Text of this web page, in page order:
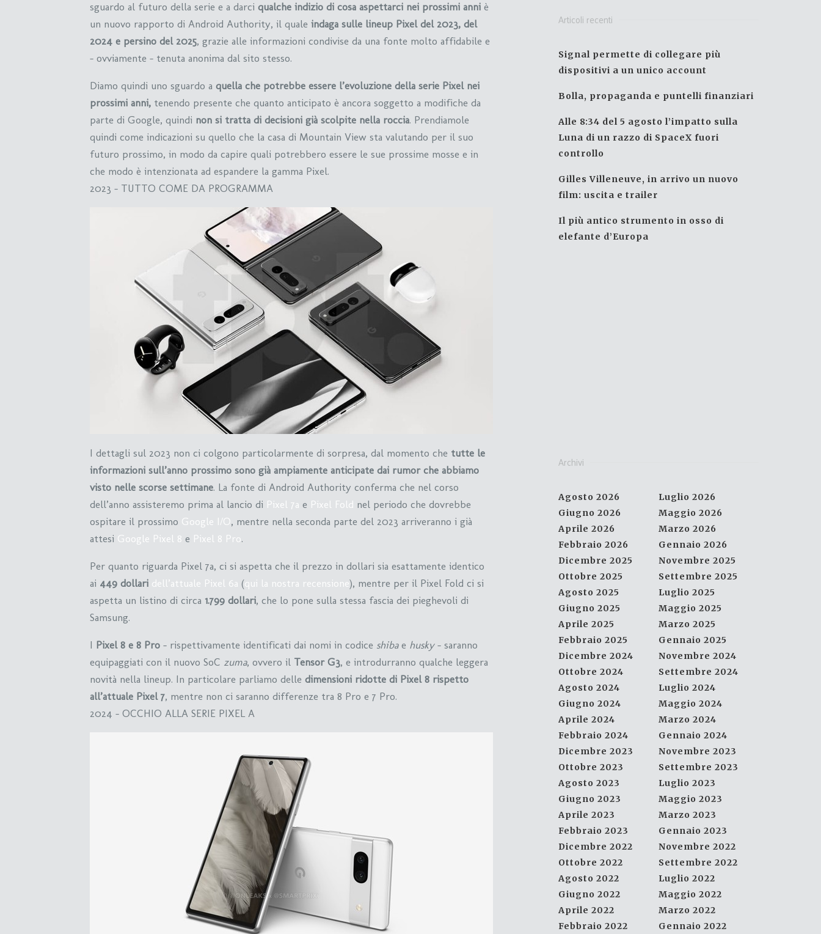
sguardo al futuro della serie e a darci qualche indizio di cosa aspettarci nei prossimi anni è
un nuovo rapporto di Android Authority, il quale indaga sulle lineup Pixel del 2023, del
2024 e persino del 2025, grazie alle informazioni condivise da una fonte molto affidabile e
– ovviamente – tenuta anonima dal sito stesso.
Diamo quindi uno sguardo a quella che potrebbe essere l’evoluzione della serie Pixel nei
prossimi anni, tenendo presente che quanto anticipato è ancora soggetto a modifiche da
parte di Google, quindi non si tratta di decisioni già scolpite nella roccia. Prendiamole
quindi come indicazioni su quello che la casa di Mountain View sta valutando per il suo
futuro prossimo, in modo da capire quali potrebbero essere le sue prossime mosse e in
che modo è intenzionata ad espandere la gamma Pixel.
2023 – TUTTO COME DA PROGRAMMA
I dettagli sul 2023 non ci colgono particolarmente di sorpresa, dal momento che tutte le
informazioni sull’anno prossimo sono già ampiamente anticipate dai rumor che abbiamo
visto nelle scorse settimane. La fonte di Android Authority conferma che nel corso
dell’anno assisteremo prima al lancio di Pixel 7a e Pixel Fold nel periodo che dovrebbe
ospitare il prossimo Google I/O, mentre nella seconda parte del 2023 arriveranno i già
attesi Google Pixel 8 e Pixel 8 Pro.
Per quanto riguarda Pixel 7a, ci si aspetta che il prezzo in dollari sia esattamente identico
ai 449 dollari dell’attuale Pixel 6a (qui la nostra recensione), mentre per il Pixel Fold ci si
aspetta un listino di circa 1.799 dollari, che lo pone sulla stessa fascia dei pieghevoli di
Samsung.
I Pixel 8 e 8 Pro – rispettivamente identificati dai nomi in codice shibae husky– saranno
equipaggiati con il nuovo SoC zuma, ovvero il Tensor G3, e introdurranno qualche leggera
novità nella lineup. In particolare parliamo delle dimensioni ridotte di Pixel 8 rispetto
all’attuale Pixel 7, mentre non ci saranno differenze tra 8 Pro e 7 Pro.
2024 – OCCHIO ALLA SERIE PIXEL A
Articoli recenti
Signal permette di collegare più
dispositivi a un unico account
Bolla, propaganda e puntelli finanziari
Alle 8:34 del 5 agosto l’impatto sulla
Luna di un razzo di SpaceX fuori
controllo
Gilles Villeneuve, in arrivo un nuovo
film: uscita e trailer
Il più antico strumento in osso di
elefante d’Europa
Archivi
Agosto 2026
Luglio 2026
Giugno 2026
Maggio 2026
Aprile 2026
Marzo 2026
Febbraio 2026
Gennaio 2026
Dicembre 2025
Novembre 2025
Ottobre 2025
Settembre 2025
Agosto 2025
Luglio 2025
Giugno 2025
Maggio 2025
Aprile 2025
Marzo 2025
Febbraio 2025
Gennaio 2025
Dicembre 2024
Novembre 2024
Ottobre 2024
Settembre 2024
Agosto 2024
Luglio 2024
Giugno 2024
Maggio 2024
Aprile 2024
Marzo 2024
Febbraio 2024
Gennaio 2024
Dicembre 2023
Novembre 2023
Ottobre 2023
Settembre 2023
Agosto 2023
Luglio 2023
Giugno 2023
Maggio 2023
Aprile 2023
Marzo 2023
Febbraio 2023
Gennaio 2023
Dicembre 2022
Novembre 2022
Ottobre 2022
Settembre 2022
Agosto 2022
Luglio 2022
Giugno 2022
Maggio 2022
Aprile 2022
Marzo 2022
Febbraio 2022
Gennaio 2022